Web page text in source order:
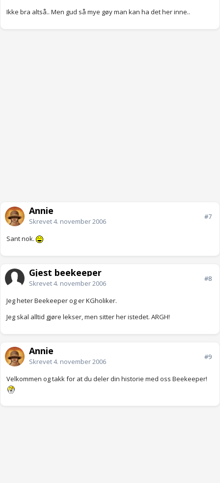
Ikke bra altså.. Men gud så mye gøy man kan ha det her inne..
Annie
Skrevet4. november 2006
#7
Sant nok.
Gjest beekeeper
Skrevet4. november 2006
#8
Jeg heter Beekeeper og er KGholiker.
Jeg skal alltid gjøre lekser, men sitter her istedet. ARGH!
Annie
Skrevet4. november 2006
#9
Velkommen og takk for at du deler din historie med oss Beekeeper!